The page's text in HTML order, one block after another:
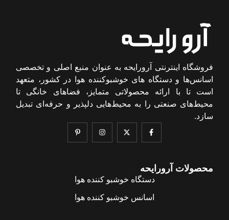
فروشگاه اینترنتی آرورایحه به عنوان منبع اصلی و تخصصی
اسانس‌ها و دستگاه های خوشبوکننده هوا در کشور، متعهد
است تا با ارائه محصولاتی متمایز، فضاهای خانگی تا
محیط‌های صنعتی را به محیط‌هایی دلپذیر و حرفه‌ای تبدیل
سازد.
محصولات آرورایحه
دستگاه خوشبو کننده هوا
اسانس خوشبو کننده هوا